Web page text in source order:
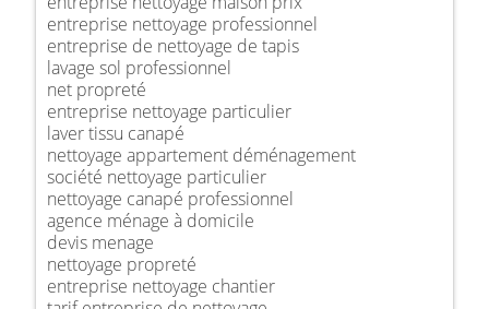
entreprise nettoyage professionnel
entreprise de nettoyage de tapis
lavage sol professionnel
net propreté
entreprise nettoyage particulier
laver tissu canapé
nettoyage appartement déménagement
société nettoyage particulier
nettoyage canapé professionnel
agence ménage à domicile
devis menage
nettoyage propreté
entreprise nettoyage chantier